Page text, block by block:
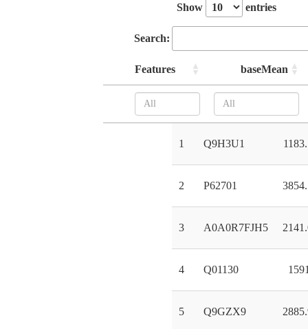
Show entries
Search:
Features baseMean
1 Q9H3U1
2 P62701
3 A0A0R7FJH5
4 Q01130
5 Q9GZX9